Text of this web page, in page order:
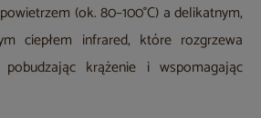
(ok. 80–100°C) a delikatnym,
ciepłem infrared, które rozgrzewa
krążenie i wspomagając